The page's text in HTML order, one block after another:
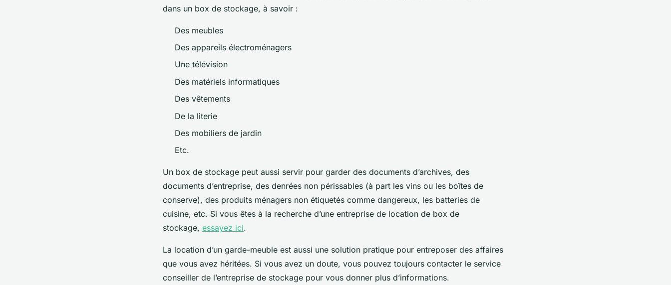
dans un box de stockage, à savoir :
Des meubles
Des appareils électroménagers
Une télévision
Des matériels informatiques
Des vêtements
De la literie
Des mobiliers de jardin
Etc.
Un box de stockage peut aussi servir pour garder des documents d’archives, des
documents d’entreprise, des denrées non périssables (à part les vins ou les boîtes de
conserve), des produits ménagers non étiquetés comme dangereux, les batteries de
cuisine, etc. Si vous êtes à la recherche d’une entreprise de location de box de
stockage, essayez ici.
La location d’un garde-meuble est aussi une solution pratique pour entreposer des affaires
que vous avez héritées. Si vous avez un doute, vous pouvez toujours contacter le service
conseiller de l’entreprise de stockage pour vous donner plus d’informations.